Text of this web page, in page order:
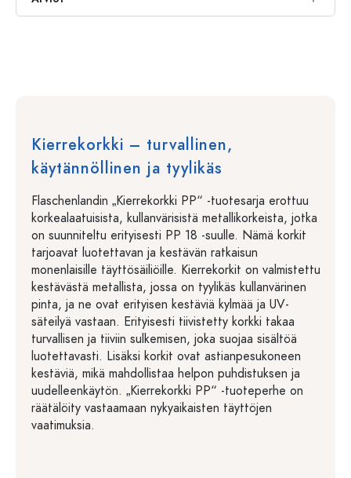
Kierrekorkki – turvallinen,
käytännöllinen ja tyylikäs
Flaschenlandin „Kierrekorkki PP“ -tuotesarja erottuu
korkealaatuisista, kullanvärisistä metallikorkeista, jotka
on suunniteltu erityisesti PP 18 -suulle. Nämä korkit
tarjoavat luotettavan ja kestävän ratkaisun
monenlaisille täyttösäiliöille. Kierrekorkit on valmistettu
kestävästä metallista, jossa on tyylikäs kullanvärinen
pinta, ja ne ovat erityisen kestäviä kylmää ja UV-
säteilyä vastaan. Erityisesti tiivistetty korkki takaa
turvallisen ja tiiviin sulkemisen, joka suojaa sisältöä
luotettavasti. Lisäksi korkit ovat astianpesukoneen
kestäviä, mikä mahdollistaa helpon puhdistuksen ja
uudelleenkäytön. „Kierrekorkki PP“ -tuoteperhe on
räätälöity vastaamaan nykyaikaisten täyttöjen
vaatimuksia.